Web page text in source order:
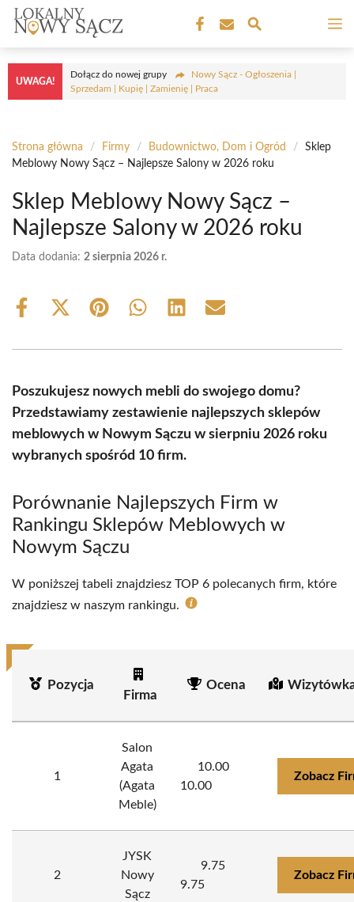
Przejdź
treści
UWAGA!
Dołącz do nowej grupy
Nowy Sącz - Ogłoszenia |
Sprzedam | Kupię | Zamienię | Praca
Strona główna / Firmy / Budownictwo, Dom i Ogród /
Sklep
Meblowy Nowy Sącz – Najlepsze Salony w 2026 roku
Sklep Meblowy Nowy Sącz –
Najlepsze Salony w 2026 roku
Data dodania: 2 sierpnia 2026 r.
Share
Share
(Twitter)
Share Share Share Share
Poszukujesz nowych mebli do swojego domu?
Przedstawiamy zestawienie najlepszych sklepów
meblowych w Nowym Sączu w sierpniu 2026 roku
wybranych spośród 10 firm.
Porównanie Najlepszych Firm w
Rankingu Sklepów Meblowych w
Nowym Sączu
W poniższej tabeli znajdziesz TOP 6 polecanych firm, które
znajdziesz w naszym rankingu.
Pozycja
Firma
Ocena
1
Salon
Agata
(Agata
Meble)
10.00
10.00
Zobacz
2
JYSK
Nowy
Sącz
9.75
9.75
Zobacz